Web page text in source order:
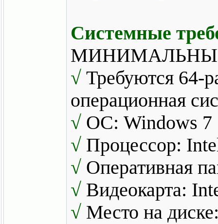
Системные
√ Требуются 64-
операционная
√ ОС: Windows 7
√ Процессор:
√ Оперативная
√ Видеокарта:
√ Место на